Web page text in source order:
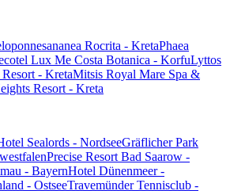
ananea Rocrita - KretaPhaea
Lux Me Costa Botanica - KorfuLyttos
- KretaMitsis Royal Mare Spa &
Resort - Kreta
Sealords - NordseeGräflicher Park
Precise Resort Bad Saarow -
- BayernHotel Dünenmeer -
- OstseeTravemünder Tennisclub -